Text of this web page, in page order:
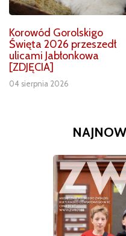
Korowód Gorolskigo
Święta 2026 przeszedł
ulicami Jabłonkowa
[ZDJĘCIA]
04 sierpnia 2026